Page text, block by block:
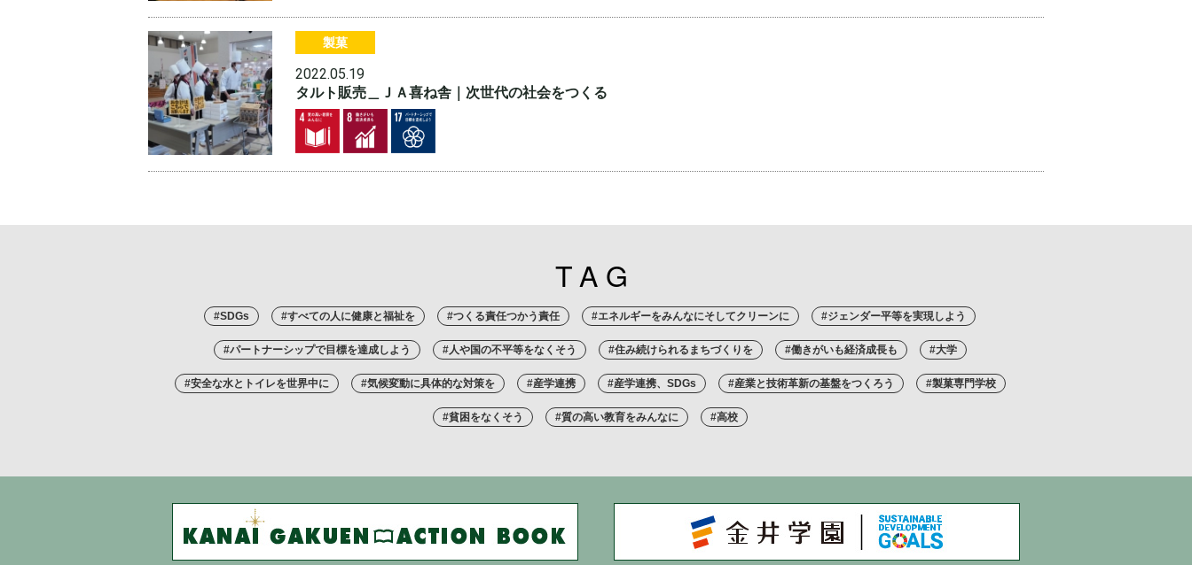
製菓
2022.05.19
タルト販売＿ＪＡ喜ね舎｜次世代の社会をつくる
TAG
#SDGs #すべての人に健康と福祉を #つくる責任つかう責任 #エネルギーをみんなにそしてクリーンに #ジェンダー平等を実現しよう
#パートナーシップで目標を達成しよう #人や国の不平等をなくそう #住み続けられるまちづくりを #働きがいも経済成長も #大学
#安全な水とトイレを世界中に #気候変動に具体的な対策を #産学連携 #産学連携、SDGs #産業と技術革新の基盤をつくろう #製菓専門学校
#貧困をなくそう #質の高い教育をみんなに #高校